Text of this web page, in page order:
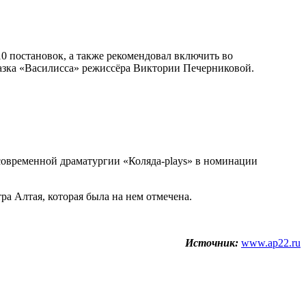
постановок, а также рекомендовал включить во
«Василисса» режиссёра Виктории Печерниковой.
драматургии «Коляда-plays» в номинации
Алтая, которая была на нем отмечена.
Источник: www.ap22.ru